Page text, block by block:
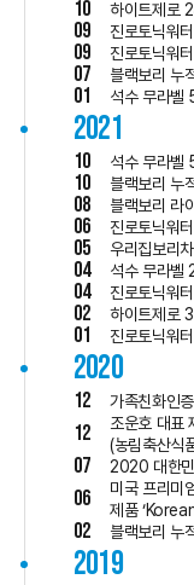
10 하이트제로
09 진로토닉워
09 진로토닉워
07 블랙보리 누
01 석수 무라벨
2021
10 석수 무라벨
10 블랙보리 누
08 블랙보리 라
06 진로토닉워
05 우리집보리
04 석수 무라벨
04 진로토닉워
02 하이트제로
01 진로토닉워
2020
12 가족친화인
12
조운호 대표
(농림축산식
07 2020 대한
06
미국 프리미
제품
02 블랙보리 누
2019